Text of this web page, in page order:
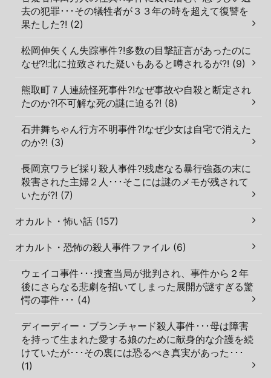
去の犯罪･･･その犠牲者が３３年の時を超えて復讐を
果たした?! (2)
松岡伸矢くん失踪事件?!多数の目撃証言があったのに
なぜ?!北に拉致された疑いもあると噂されるが?! (9)
熊取町７人連続怪死事件?!なぜ事故や自殺と断定され
たのか?!不可解な死の謎に迫る?! (8)
石井舞ちゃん行方不明事件?!なぜ少女は自宅で消えた
のか?! (3)
長岡京ワラビ採り殺人事件?!残虐なる暴行強姦の末に
殺害された主婦２人･･･そこには謎のメモが残されて
いたが?! (7)
オカルト・怖い話 (157)
オカルト・恐怖の殺人事件ファイル (6)
ウェイコ事件･･･捜査当局が批判され、事件から２年
後にさらなる悲劇を招いてしまった展開が謎すぎる驚
愕の事件･･･ (4)
ディーディー・ブランチャード殺人事件･･･母は障害
を持って生まれた愛する娘のために献身的な介護を続
けていたが･･･その裏には恐るべき真実があった･･･
(1)